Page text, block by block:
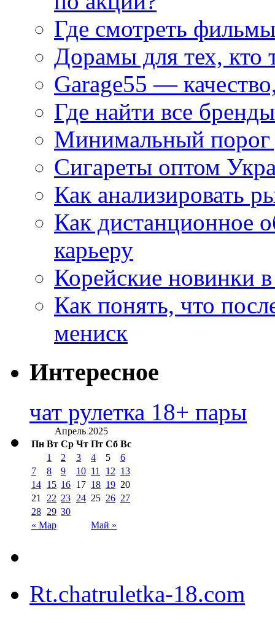
Где смотреть
Дорамы для тех, кто
Garage55 —
Где найти все
Минимальный порог
Сигареты оптом
Как анализировать
Как дистанционное
карьеру
Корейские новинки
Как понять, что
мениск
Интересное
чат рулетка 18+ пары
Апрель 2025
Пн Вт Ср Чт Пт Сб Вс
« Мар Май »
1 2 3 4 5
6
7
8 9 10 11 12 13
14 15 16 17 18 19 20
21
22 23 24 25 26 27
28 29 30
Rt.chatruletka-18.com